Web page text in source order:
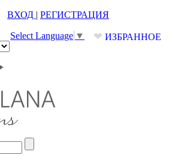
ВХОД | РЕГИСТРАЦИЯ
❤ ИЗБРАННОЕ
Select Language ▼